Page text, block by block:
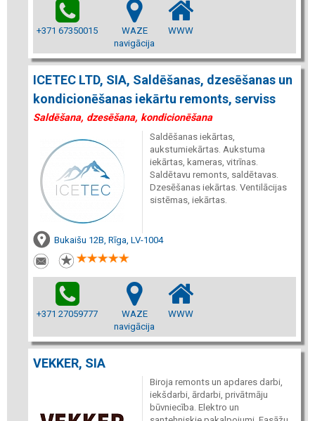
+371 67350015
WAZE
navigācija
WWW
ICETEC LTD, SIA, Saldēšanas, dzesēšanas un
kondicionēšanas iekārtu remonts, serviss
Saldēšana, dzesēšana, kondicionēšana
Saldēšanas iekārtas,
aukstumiekārtas. Aukstuma
iekārtas, kameras, vitrīnas.
Saldētavu remonts, saldētavas.
Dzesēšanas iekārtas. Ventilācijas
sistēmas, iekārtas.
Bukaišu 12B, Rīga, LV-1004
+371 27059777
WAZE
navigācija
WWW
VEKKER, SIA
Biroja remonts un apdares darbi,
iekšdarbi, ārdarbi, privātmāju
būvniecība. Elektro un